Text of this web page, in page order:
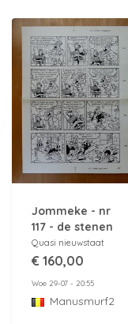
Jommeke - nr
117 - de stenen
handdruk -
originele
1983
Quasi nieuwstaat
€ 160,00
Woe 29-07 - 20:55
Manusmurf2